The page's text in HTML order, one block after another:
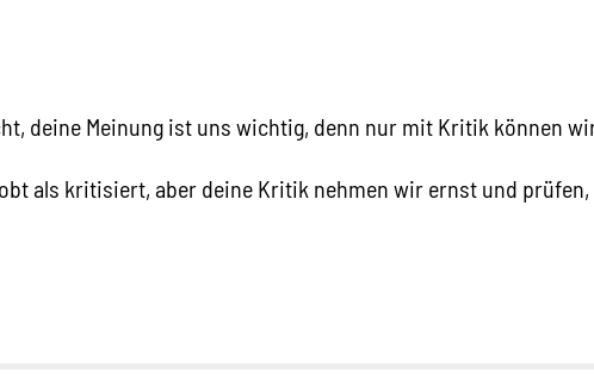
deine Meinung ist uns wichtig, denn nur mit Kritik können
als kritisiert, aber deine Kritik nehmen wir ernst und